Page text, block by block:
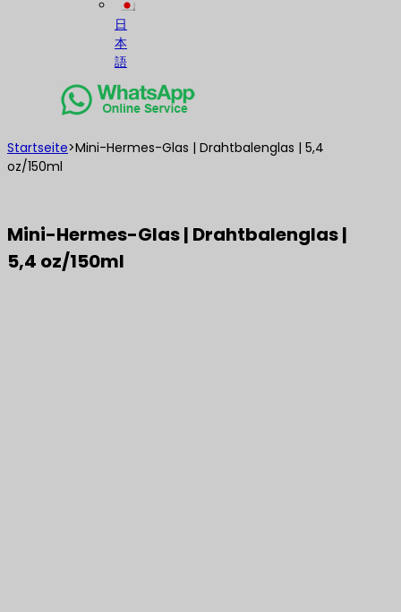
日
本
語
Startseite>Mini-Hermes-Glas | Drahtbalenglas | 5,4
oz/150ml
Mini-Hermes-Glas | Drahtbalenglas |
5,4 oz/150ml